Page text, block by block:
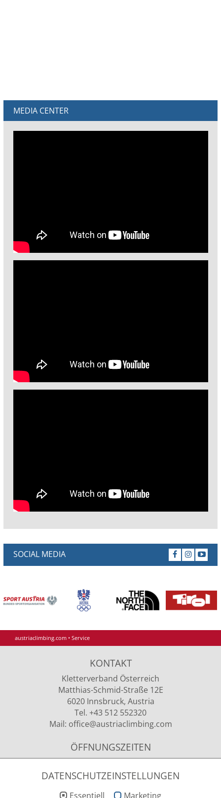
MEDIA CENTER
SOCIAL MEDIA
austriaclimbing.com • Service
KONTAKT
Kletterverband Österreich
Matthias-Schmid-Straße 12E
6020 Innsbruck, Austria
Tel. +43 512 552320
Mail: office@austriaclimbing.com
ÖFFNUNGSZEITEN
09.00 - 12.00 Uhr & 13.00 - 15.00 Uhr
DATENSCHUTZEINSTELLUNGEN
Essentiell Marketing